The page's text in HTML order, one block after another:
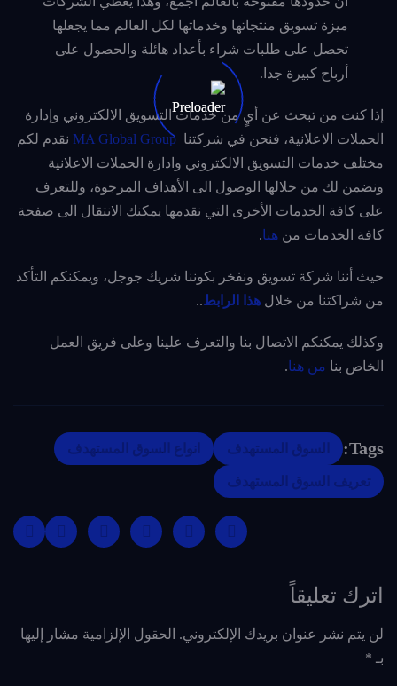
ميزة تسويق منتجاتها وخدماتها لكل العالم مما يجعلها
تحصل على طلبات شراء بأعداد هائلة والحصول على
أرباح كبيرة جدا.
إذا كنت من تبحث عن أيٍ من خدمات التسويق الالكتروني وإدارة
الحملات الاعلانية، فنحن في شركتنا MA Global Group نقدم لكم
مختلف خدمات التسويق الالكتروني وادارة الحملات الاعلانية
ونضمن لك من خلالها الوصول الى الأهداف المرجوة، وللتعرف
على كافة الخدمات الأخرى التي نقدمها يمكنك الانتقال الى صفحة
كافة الخدمات من هنا.
حيث أننا شركة تسويق ونفخر بكوننا شريك جوجل، ويمكنكم التأكد
من شراكتنا من خلال هذا الرابط..
وكذلك يمكنكم الاتصال بنا والتعرف علينا وعلى فريق العمل
الخاص بنا من هنا.
Tags: السوق المستهدف انواع السوق المستهدف
تعريف السوق المستهدف
اترك تعليقاً
لن يتم نشر عنوان بريدك الإلكتروني. الحقول الإلزامية مشار إليها
بـ *